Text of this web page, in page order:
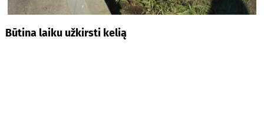
Būtina laiku užkirsti kelią